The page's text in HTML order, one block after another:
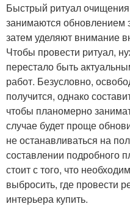
Быстрый ритуал
занимаются обновлением
затем уделяют внимание
Чтобы провести ритуал,
перестало быть
работ. Безусловно,
получится, однако
чтобы планомерно
случае будет проще
не останавливаться на
составлении подробного
стоит с того, что
выбросить, где провести
интерьера купить.